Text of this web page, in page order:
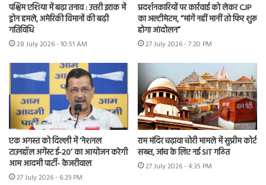
पश्चिम एशिया में बढ़ा तनाव : उत्तरी इराक में
ड्रोन हमले, अमेरिकी विमानों की बढ़ी
गतिविधि
28 July 2026 - 10:51 AM
प्रदर्शनकारियों पर कार्रवाई को लेकर CJP
का अल्टीमेटम, “मांगें नहीं मानीं तो फिर शुरू
होगा आंदोलन”
27 July 2026 - 7:20 PM
एक अगस्त को दिल्ली में ‘नेशनल
टाउनहॉल अगेंस्ट ई-20’ का आयोजन करेगी
आम आदमी पार्टी- केजरीवाल
27 July 2026 - 6:29 PM
राम मंदिर चढ़ावा चोरी मामले में सुप्रीम कोर्ट
सख्त, जांच के लिए नई SIT गठित
27 July 2026 - 4:35 PM